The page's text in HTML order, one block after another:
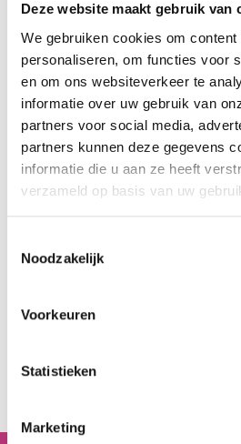
Deze website maakt gebruik van
We gebruiken cookies om
personaliseren, om functies voor
en om ons websiteverkeer te
informatie over uw gebruik van
partners voor social media,
partners kunnen deze gegevens
informatie die u aan ze heeft
verzameld op basis van uw
Noodzakelijk
Voorkeuren
Statistieken
Marketing
kosten in rekening. Bij de
verkrijgen over ons actuele
Meer weten?
Servicebureau
Wilt u meer informatie